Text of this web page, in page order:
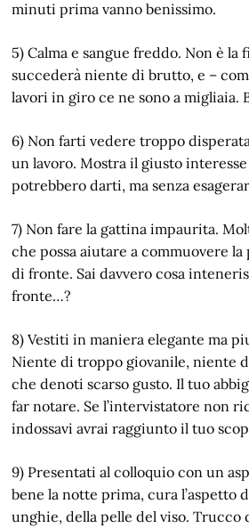
minuti prima vanno benissimo.
5) Calma e sangue freddo. Non è la
succederà niente di brutto, e –
lavori in giro ce ne sono a migliaia.
6) Non farti vedere troppo
un lavoro. Mostra il giusto
potrebbero darti, ma senza
7) Non fare la gattina impaurita.
che possa aiutare a commuovere
di fronte. Sai davvero cosa
fronte…?
8) Vestiti in maniera elegante ma
Niente di troppo giovanile, niente
che denoti scarso gusto. Il tuo
far notare. Se l’intervistatore non
indossavi avrai raggiunto il tuo
9) Presentati al colloquio con un
bene la notte prima, cura l’aspetto
unghie, della pelle del viso. Trucco